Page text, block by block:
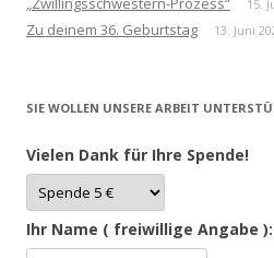
15.
Zu deinem 36. Geburtstag 13. Juni
SIE WOLLEN UNSERE ARBEIT
Vielen Dank für Ihre Spende!
Ihr Name ( freiwillige Angabe ):